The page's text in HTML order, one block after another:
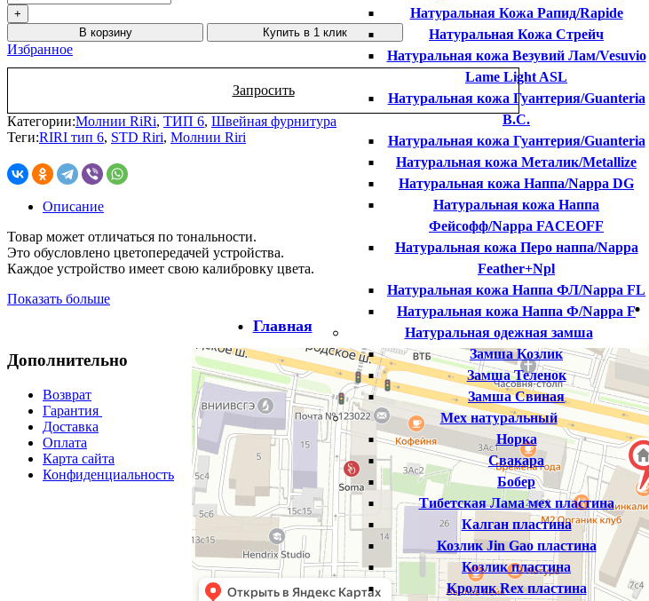
Главная
Натуральная Кожа Рапид/Rapide
Натуральная Кожа Стрейч
Натуральная кожа Везувий Лам/Vesuvio
Lame Light ASL
Натуральная кожа Гуантерия/Guanteria
B.C.
Натуральная кожа Гуантерия/Guanteria
Натуральная кожа Металик/Metallize
Натуральная кожа Наппа/Nappa DG
Натуральная кожа Наппа
Фейсофф/Nappa FACEOFF
Натуральная кожа Перо наппа/Nappa
Feather+Npl
Натуральная кожа Наппа ФЛ/Nappa FL
Натуральная кожа Наппа Ф/Nappa F
Натуральная одежная замша
Замша Козлик
Замша Теленок
Замша Свиная
Мех натуральный
Норка
Свакара
Бобер
Тибетская Лама мех пластина
Калган пластина
Козлик Jin Gao пластина
Козлик пластина
Кролик Rex пластина
В корзину Купить в 1 клик
Избранное
Запросить
Категории:Молнии RiRi, ТИП 6, Швейная фурнитура
Теги:RIRI тип 6, STD Riri, Молнии Riri
Описание
Товар может отличаться по тональности.
Это обусловлено цветопередачей устройства.
Каждое устройство имеет свою калибровку цвета.
Показать больше
Дополнительно
Возврат
Гарантия
Доставка
Оплата
Карта сайта
Конфиденциальность